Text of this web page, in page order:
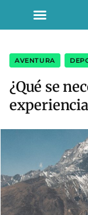
AVENTURA
¿Qué se